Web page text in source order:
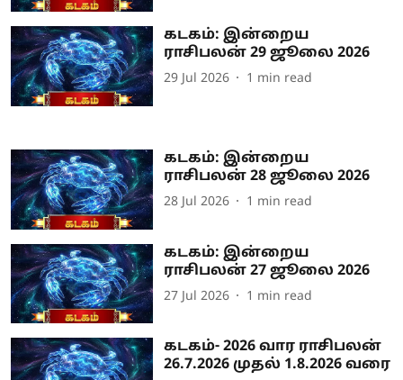
கடகம்: இன்றைய
ராசிபலன் 29 ஜூலை 2026
29 Jul 2026 1 min read
கடகம்: இன்றைய
ராசிபலன் 28 ஜூலை 2026
28 Jul 2026 1 min read
கடகம்: இன்றைய
ராசிபலன் 27 ஜூலை 2026
27 Jul 2026 1 min read
கடகம்- 2026 வார ராசிபலன்
26.7.2026 முதல் 1.8.2026 வரை